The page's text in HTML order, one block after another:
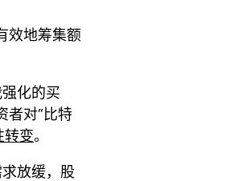
效地筹集额
强化的买
者对“比特
转变。
放缓， 股